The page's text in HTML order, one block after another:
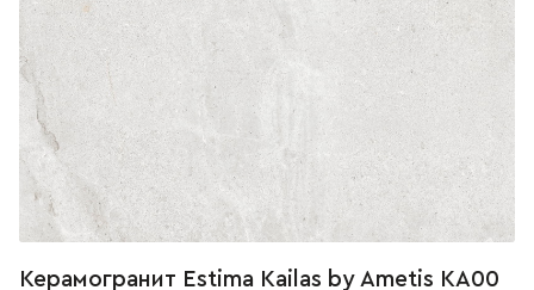
Керамогранит Estima Kailas by Ametis КА00